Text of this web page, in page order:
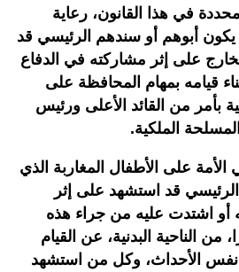
في هذا القانون، رعاية
يكون أبوهم أو سندهم الرئيسي قد
على إثر مشاركته في الدفاع
قيامه بمهام المحافظة على
بأمر من القائد الأعلى ورئيس
الملكية.
على الأطفال المغاربة الذي
قد استشهد على إثر
أو اشتدت عليه من جراء هذه
من الناحية البدنية، عن القيام
نفس الأحداث، وكل من استشهد